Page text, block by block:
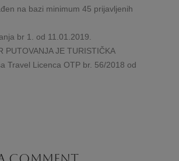
na bazi minimum 45 prijavljenih
br 1. od 11.01.2019.
PUTOVANJA JE TURISTIČKA
Travel Licenca OTP br. 56/2018 od